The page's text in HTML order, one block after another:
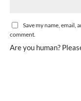
Save my name, email,
comment.
Are you human?